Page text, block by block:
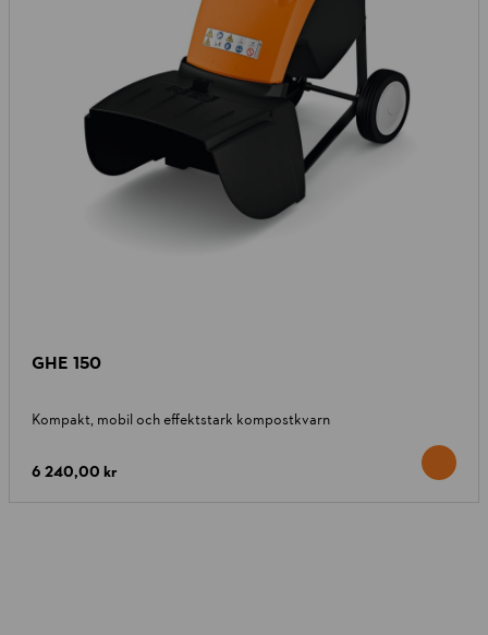
GHE 150
Kompakt, mobil och effektstark kompostkvarn
6 240,00 kr